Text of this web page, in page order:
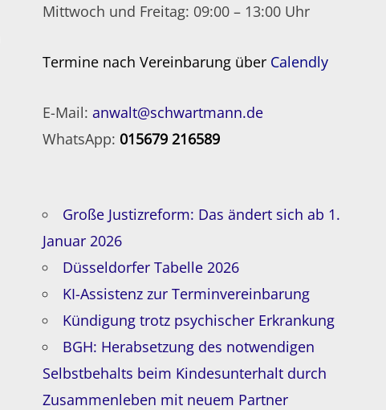
Mittwoch und Freitag: 09:00 – 13:00 Uhr
Termine nach Vereinbarung über Calendly
E-Mail: anwalt@schwartmann.de
WhatsApp: 015679 216589
Große Justizreform: Das ändert sich ab 1.
Januar 2026
Düsseldorfer Tabelle 2026
KI-Assistenz zur Terminvereinbarung
Kündigung trotz psychischer Erkrankung
BGH: Herabsetzung des notwendigen
Selbstbehalts beim Kindesunterhalt durch
Zusammenleben mit neuem Partner